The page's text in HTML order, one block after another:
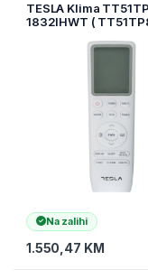
TESLA Klima
1832IHWT (
Na zalihi
1.550,47 KM